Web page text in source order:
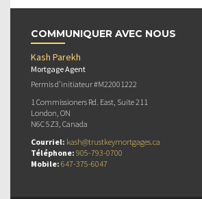
COMMUNIQUER AVEC NOUS
Kash Parekh
Mortgage Agent
Permis d’initiateur #M22001222
1 Commissioners Rd. East, Suite 211
London, ON
N6C 5Z3, Canada
Courriel: kash@trustkeymortgages.ca
Téléphone: 905-793-0700
Mobile: 647-375-6047